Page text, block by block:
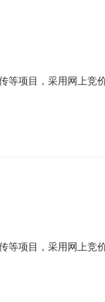
项目，采用网上竞
2216:27:07报价开
项目，采用网上竞
0215:09:23报价开